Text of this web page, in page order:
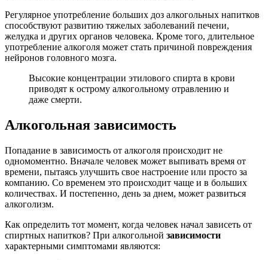
Регулярное употребление больших доз алкогольных напитков
способствуют развитию тяжелых заболеваний печени,
желудка и других органов человека. Кроме того, длительное
употребление алкоголя может стать причиной повреждения
нейронов головного мозга.
Высокие концентрации этилового спирта в крови
приводят к острому алкогольному отравлению и
даже смерти.
Алкогольная зависимость
Попадание в зависимость от алкоголя происходит не
одномоментно. Вначале человек может выпивать время от
времени, пытаясь улучшить свое настроение или просто за
компанию. Со временем это происходит чаще и в больших
количествах. И постепенно, день за днем, может развиться
алкоголизм.
Как определить тот момент, когда человек начал зависеть от
спиртных напитков? При алкогольной зависимости
характерными симптомами являются: